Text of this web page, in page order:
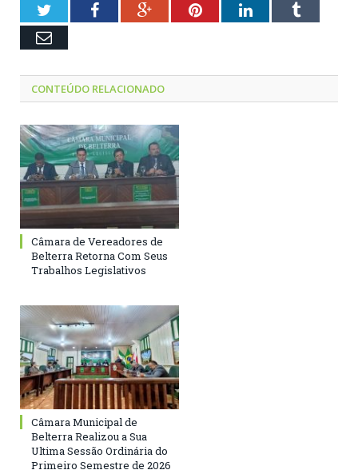
TwitterFacebookGoogle+PinterestLinkedInTumblr
Email
CONTEÚDO RELACIONADO
Câmara de Vereadores de
Belterra Retorna Com Seus
Trabalhos Legislativos
Câmara Municipal de
Belterra Realizou a Sua
Ultima Sessão Ordinária do
Primeiro Semestre de 2026